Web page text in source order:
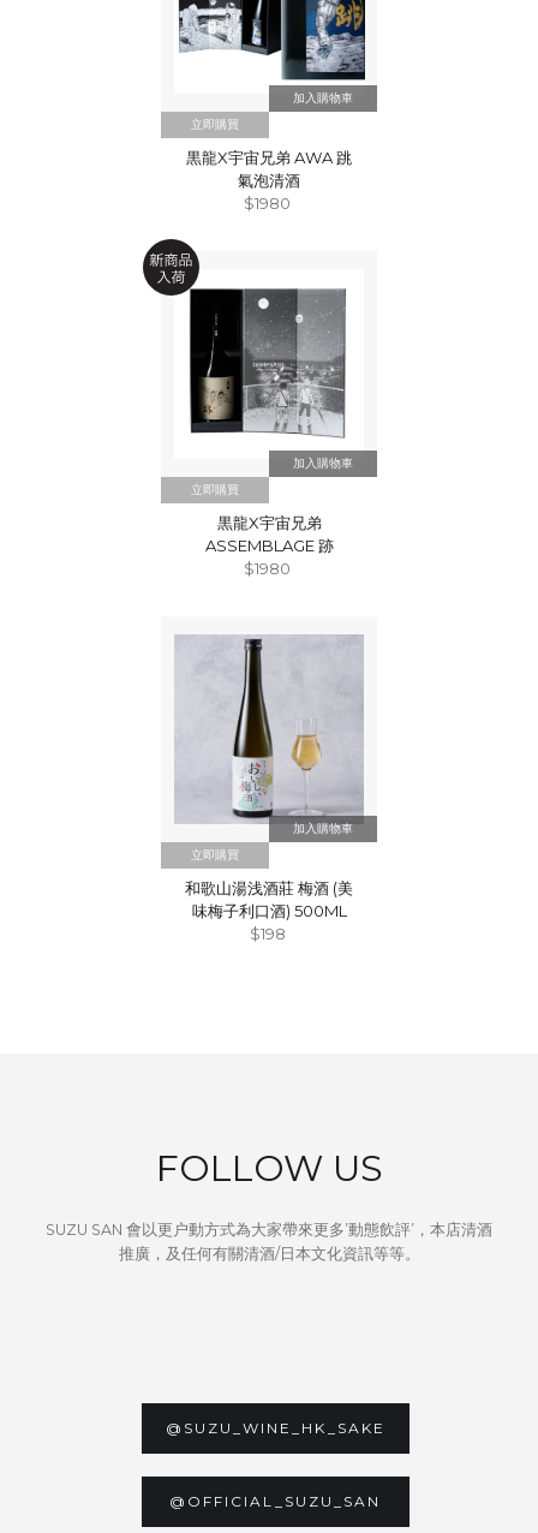
立即購買
黒龍X宇宙兄弟 AWA 跳
氣泡清酒
$1980
立即購買
黒龍X宇宙兄弟
ASSEMBLAGE 跡
$1980
立即購買
和歌山湯浅酒莊 梅酒 (美
味梅子利口酒) 500ML
$198
FOLLOW US
SUZU SAN 會以更户動方式為大家帶來更多’動態飲評’，本店清酒
推廣，及任何有關清酒/日本文化資訊等等。
@SUZU_WINE_HK_SAKE
@OFFICIAL_SUZU_SAN